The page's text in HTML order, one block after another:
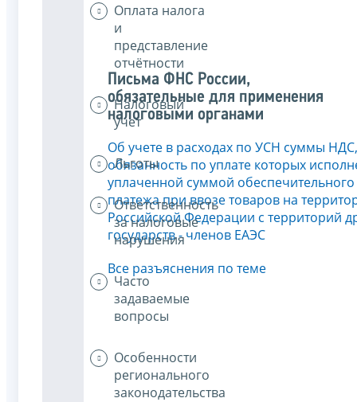
Оплата налога
и
представление
отчётности
Налоговый
учет
Льготы
Ответственность
за налоговые
нарушения
Часто
задаваемые
вопросы
Особенности
регионального
законодательства
Письма ФНС России,
обязательные для применения
налоговыми органами
Об учете в расходах по УСН суммы НДС,
обязанность по уплате которых
уплаченной суммой обеспечительного
платежа при ввозе товаров на
Российской Федерации с территорий
государств - членов ЕАЭС
Все разъяснения по теме